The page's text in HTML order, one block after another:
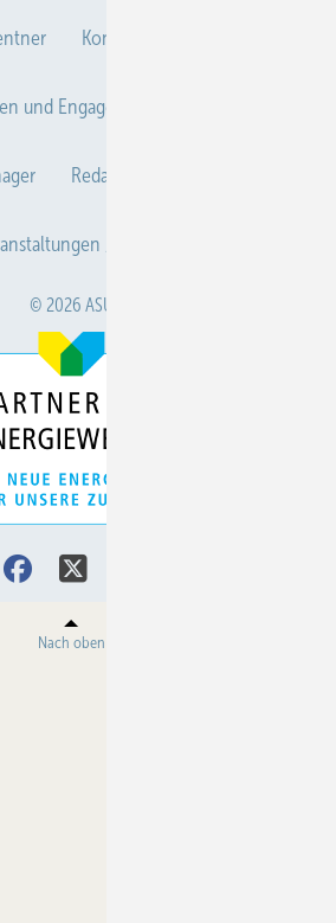
Kontakt
und Engagement
Redaktion
/ Webinare
© 2026 ASU
Nach oben